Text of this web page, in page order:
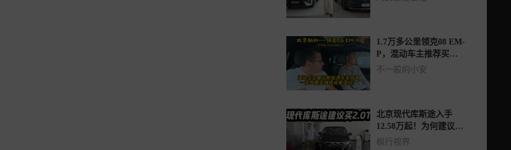
1.7万多公里领克08 EM-
P，混动车主推荐买纯
电？不推荐增程或混动
不一般的小安
北京现代库斯途入手
12.58万起！为何建议买
15.98万的2.0T车型？
枫行视界